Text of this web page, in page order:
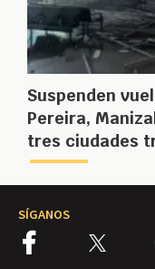
Suspenden
Pereira,
tres ciudades
SÍGANOS